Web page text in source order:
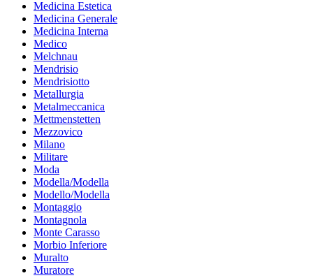
Medicina Estetica
Medicina Generale
Medicina Interna
Medico
Melchnau
Mendrisio
Mendrisiotto
Metallurgia
Metalmeccanica
Mettmenstetten
Mezzovico
Milano
Militare
Moda
Modella/Modella
Modello/Modella
Montaggio
Montagnola
Monte Carasso
Morbio Inferiore
Muralto
Muratore